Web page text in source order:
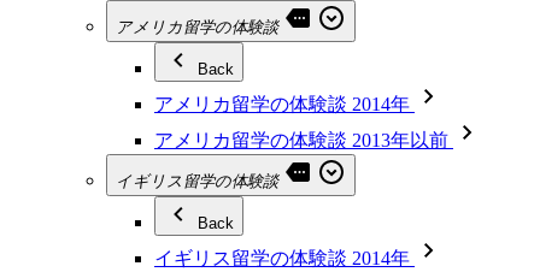
アメリカ留学の体験談
Back
アメリカ留学の体験談 2014年
アメリカ留学の体験談 2013年以前
イギリス留学の体験談
Back
イギリス留学の体験談 2014年